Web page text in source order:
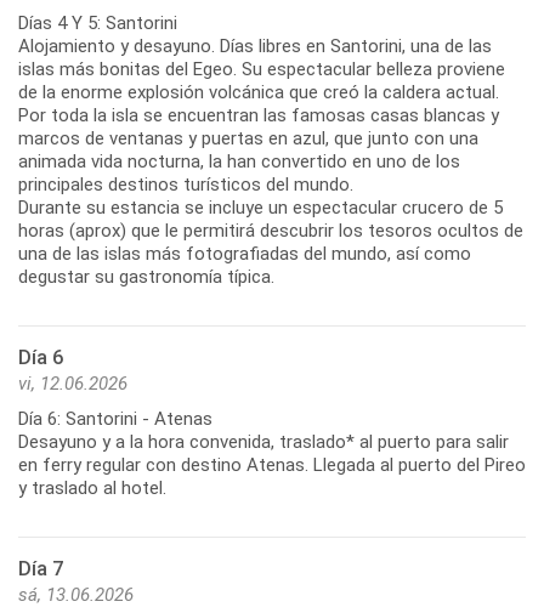
Días 4 Y 5: Santorini
Alojamiento y desayuno. Días libres en Santorini, una de las
islas más bonitas del Egeo. Su espectacular belleza proviene
de la enorme explosión volcánica que creó la caldera actual.
Por toda la isla se encuentran las famosas casas blancas y
marcos de ventanas y puertas en azul, que junto con una
animada vida nocturna, la han convertido en uno de los
principales destinos turísticos del mundo.
Durante su estancia se incluye un espectacular crucero de 5
horas (aprox) que le permitirá descubrir los tesoros ocultos de
una de las islas más fotografiadas del mundo, así como
degustar su gastronomía típica.
Día 6
vi, 12.06.2026
Día 6: Santorini - Atenas
Desayuno y a la hora convenida, traslado* al puerto para salir
en ferry regular con destino Atenas. Llegada al puerto del Pireo
y traslado al hotel.
Día 7
sá, 13.06.2026